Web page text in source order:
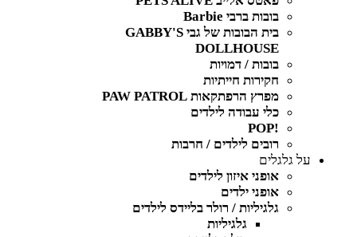
בובות ברבי Barbie
בית הבובות של גבי GABBY'S
DOLLHOUSE
בובות / דמויות
חקירות חייתיות
מפרץ הרפתקאות PAW PATROL
כלי עבודה לילדים
!POP
רובים לילדים / חרבות
על גלגלים
אופני איזון לילדים
אופני ילדים
גלגיליות / רולר בליידס לילדים
גלגיליות